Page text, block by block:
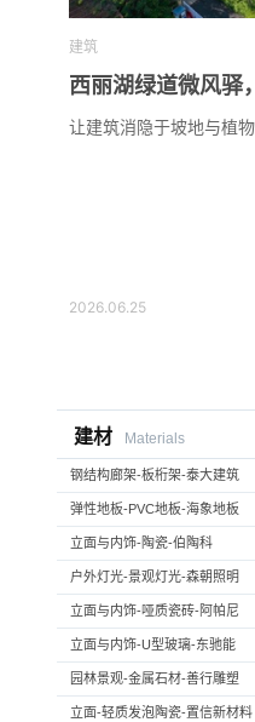
建筑
西丽湖绿道微风驿
让建筑消隐于坡地与植
2026.06.25
建材 Materials
钢结构廊架-板桁架-泰大建筑
弹性地板-PVC地板-海象地板
立面与内饰-陶瓷-伯陶科
户外灯光-景观灯光-森朝照明
立面与内饰-哑质瓷砖-阿帕尼
立面与内饰-U型玻璃-东驰能
园林景观-金属石材-善行雕塑
立面-轻质发泡陶瓷-置信新材料